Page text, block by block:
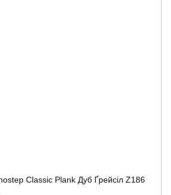
Classic Plank Дуб Ґрейсіл Z186